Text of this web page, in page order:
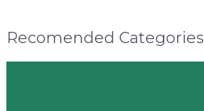
Recomended Categories